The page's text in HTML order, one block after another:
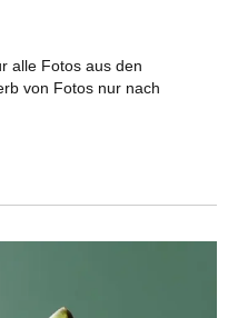
alle Fotos aus den
von Fotos nur nach